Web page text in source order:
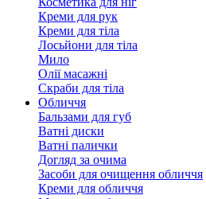
Креми для рук
Креми для тіла
Лосьйони для тіла
Мило
Олії масажні
Скраби для тіла
Обличчя
Бальзами для губ
Ватні диски
Ватні палички
Догляд за очима
Засоби для очищення обличчя
Креми для обличчя